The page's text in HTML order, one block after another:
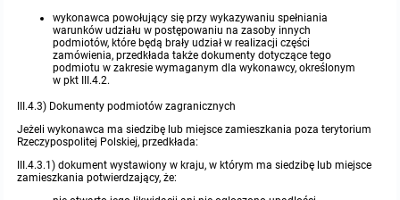
wykonawca powołujący się przy wykazywaniu spełniania
warunków udziału w postępowaniu na zasoby innych
podmiotów, które będą brały udział w realizacji części
zamówienia, przedkłada także dokumenty dotyczące tego
podmiotu w zakresie wymaganym dla wykonawcy, określonym
w pkt III.4.2.
III.4.3) Dokumenty podmiotów zagranicznych
Jeżeli wykonawca ma siedzibę lub miejsce zamieszkania poza terytorium
Rzeczypospolitej Polskiej, przedkłada:
III.4.3.1) dokument wystawiony w kraju, w którym ma siedzibę lub miejsce
zamieszkania potwierdzający, że: